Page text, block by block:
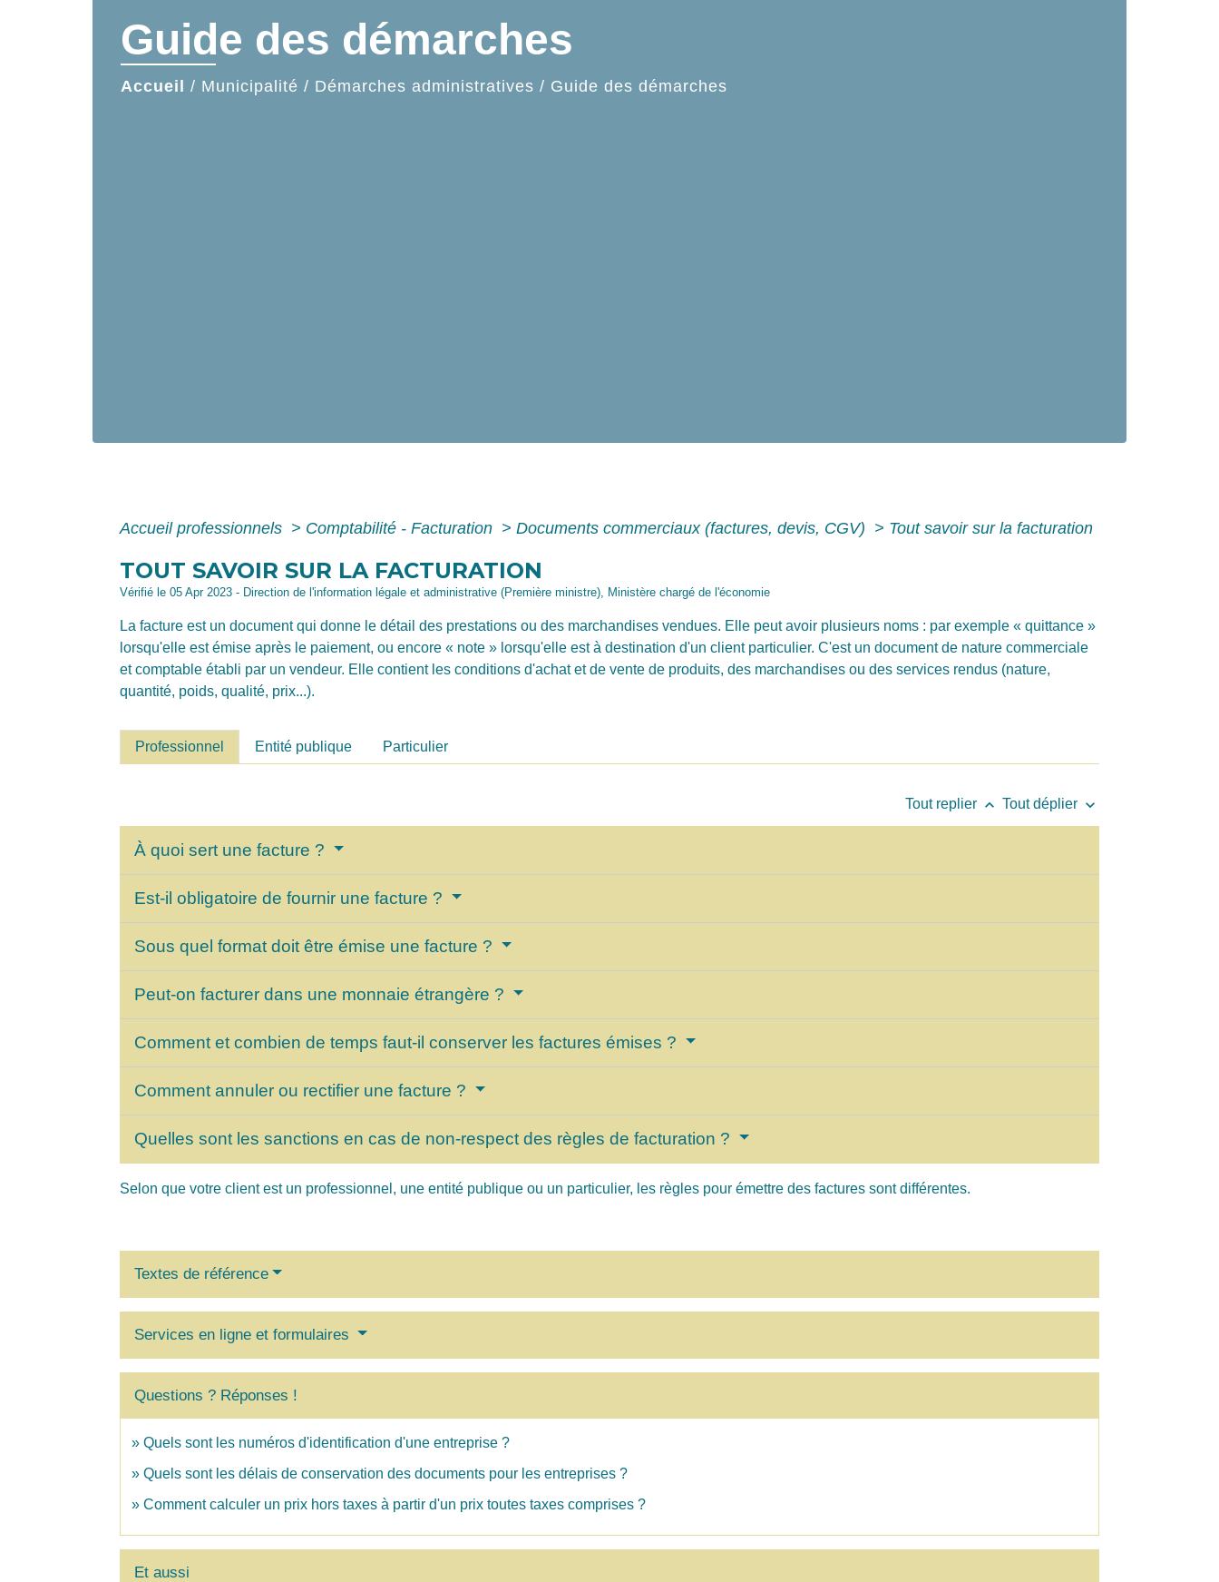
Guide des démarches
Accueil / Municipalité / Démarches administratives / Guide des démarches
Accueil professionnels > Comptabilité - Facturation > Documents commerciaux (factures, devis, CGV) > Tout savoir sur la facturation
TOUT SAVOIR SUR LA FACTURATION
Vérifié le 05 Apr 2023 - Direction de l'information légale et administrative (Première ministre), Ministère chargé de l'économie
La facture est un document qui donne le détail des prestations ou des marchandises vendues. Elle peut avoir plusieurs noms : par exemple « quittance »
lorsqu'elle est émise après le paiement, ou encore « note » lorsqu'elle est à destination d'un client particulier. C'est un document de nature commerciale
et comptable établi par un vendeur. Elle contient les conditions d'achat et de vente de produits, des marchandises ou des services rendus (nature,
quantité, poids, qualité, prix...).
Professionnel Entité publique Particulier
Tout replier keyboard_arrow_up Tout déplier keyboard_arrow_down
À quoi sert une facture ?
Est-il obligatoire de fournir une facture ?
Sous quel format doit être émise une facture ?
Peut-on facturer dans une monnaie étrangère ?
Comment et combien de temps faut-il conserver les factures émises ?
Comment annuler ou rectifier une facture ?
Quelles sont les sanctions en cas de non-respect des règles de facturation ?
Selon que votre client est un professionnel, une entité publique ou un particulier, les règles pour émettre des factures sont différentes.
Textes de référence
Services en ligne et formulaires
Questions ? Réponses !
Quels sont les numéros d'identification d'une entreprise ?
Quels sont les délais de conservation des documents pour les entreprises ?
Comment calculer un prix hors taxes à partir d'un prix toutes taxes comprises ?
Et aussi